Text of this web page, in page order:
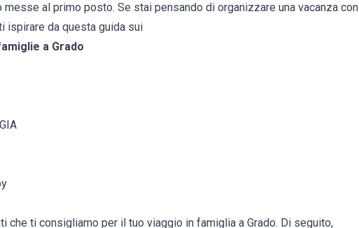
al primo posto. Se stai pensando di organizzare una vacanza con
ispirare da questa guida sui
a Grado
che ti consigliamo per il tuo viaggio in famiglia a Grado. Di seguito,